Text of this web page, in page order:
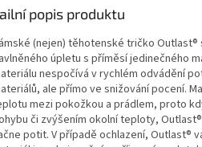
popis produktu
(nejen) těhotenské tričko
úpletu s příměsí jedinečného
nespočívá v rychlém odvádění
ale přímo ve snižování pocení.
mezi pokožkou a prádlem, proto
či zvýšením okolní teploty,
potit. V případě ochlazení, Outlast®